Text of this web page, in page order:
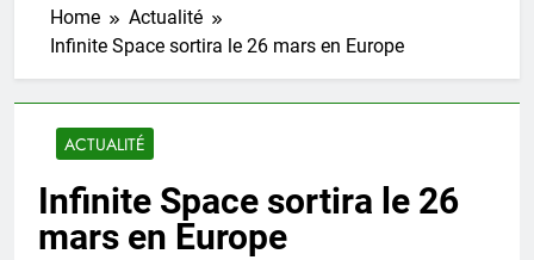
Home
Actualité
Infinite Space sortira le 26 mars en Europe
ACTUALITÉ
Infinite Space sortira le 26
mars en Europe